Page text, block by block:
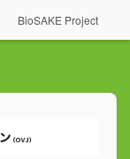
BioSAKE Project